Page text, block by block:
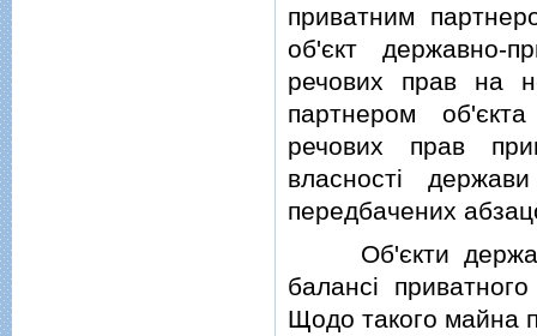
приватним
об'єкт державно-
речових прав на
партнером
речових прав
власностi
передбачених
Об'єкти
балансi
Щодо такого майна